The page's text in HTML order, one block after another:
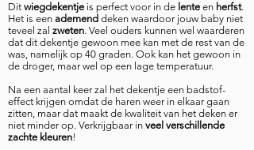
Dit wiegdekentje is perfect voor in de lente en herfst.
Het is een ademend deken waardoor jouw baby niet
teveel zal zweten. Veel ouders kunnen wel waarderen
dat dit dekentje gewoon mee kan met de rest van de
was, namelijk op 40 graden. Ook kan het gewoon in
de droger, maar wel op een lage temperatuur.
Na een aantal keer zal het dekentje een badstof-
effect krijgen omdat de haren weer in elkaar gaan
zitten, maar dat maakt de kwaliteit van het deken er
niet minder op. Verkrijgbaar in veel verschillende
zachte kleuren!